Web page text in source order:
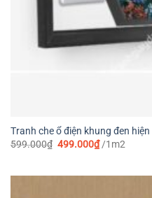
Tranh che ổ điện khung đen
599.000₫ Giá
499.000₫Giá
hiện
/1m2